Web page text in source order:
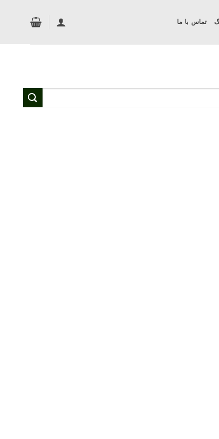
تماس با ما